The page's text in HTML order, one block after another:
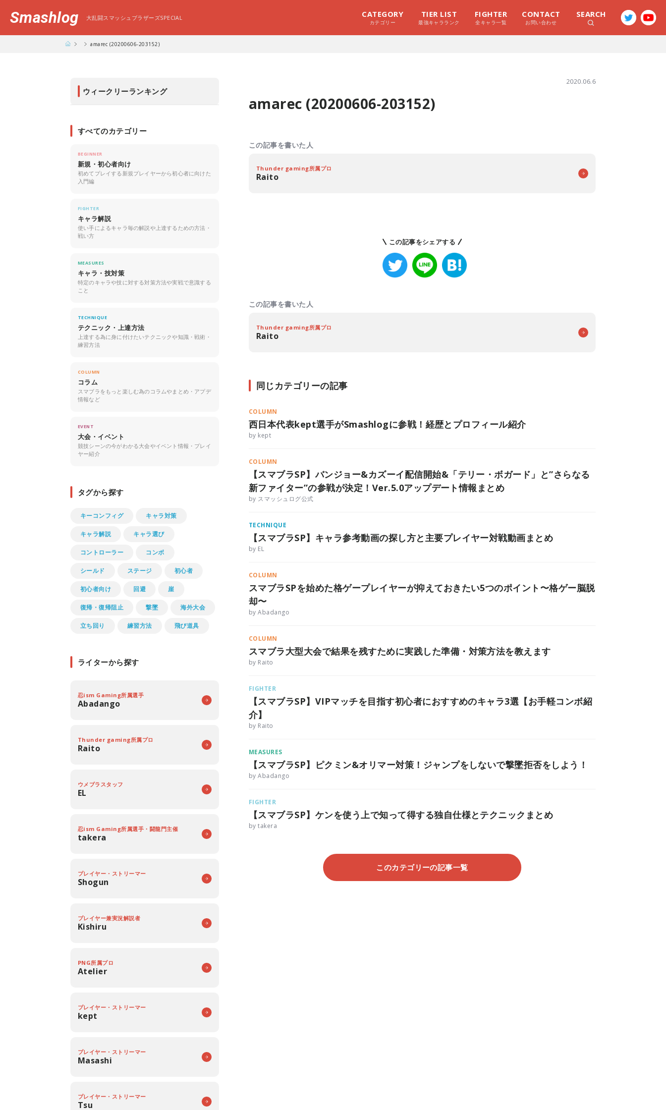
Smashlog 大乱闘スマッシュブラザーズSPECIAL CATEGORY
カテゴリー
TIER LIST
最強キャラランク
FIGHTER
全キャラ一覧
CONTACT
お問い合わせ
SEARCH
amarec (20200606-203152)
2020.06.6
amarec (20200606-203152)
この記事を書いた人
Thunder gaming所属プロ
Raito
この記事をシェアする
この記事を書いた人
Thunder gaming所属プロ
Raito
同じカテゴリーの記事
COLUMN
西日本代表kept選手がSmashlogに参戦！経歴とプロフィール紹介
by kept
COLUMN
【スマブラSP】バンジョー&カズーイ配信開始&「テリー・ボガード」と”さらなる
新ファイター”の参戦が決定！Ver.5.0アップデート情報まとめ
by スマッシュログ公式
TECHNIQUE
【スマブラSP】キャラ参考動画の探し方と主要プレイヤー対戦動画まとめ
by EL
COLUMN
スマブラSPを始めた格ゲープレイヤーが抑えておきたい5つのポイント〜格ゲー脳脱
却〜
by Abadango
COLUMN
スマブラ大型大会で結果を残すために実践した準備・対策方法を教えます
by Raito
FIGHTER
【スマブラSP】VIPマッチを目指す初心者におすすめのキャラ3選【お手軽コンボ紹
介】
by Raito
MEASURES
【スマブラSP】ピクミン&オリマー対策！ジャンプをしないで撃墜拒否をしよう！
by Abadango
FIGHTER
【スマブラSP】ケンを使う上で知って得する独自仕様とテクニックまとめ
by takera
このカテゴリーの記事一覧
ウィークリーランキング
すべてのカテゴリー
BEGINNER
新規・初心者向け
初めてプレイする新規プレイヤーから初心者に向けた
入門編
FIGHTER
キャラ解説
使い手によるキャラ毎の解説や上達するための方法・
戦い方
MEASURES
キャラ・技対策
特定のキャラや技に対する対策方法や実戦で意識する
こと
TECHNIQUE
テクニック・上達方法
上達する為に身に付けたいテクニックや知識・戦術・
練習方法
COLUMN
コラム
スマブラをもっと楽しむ為のコラムやまとめ・アプデ
情報など
EVENT
大会・イベント
競技シーンの今がわかる大会やイベント情報・プレイ
ヤー紹介
タグから探す
キーコンフィグ キャラ対策
キャラ解説 キャラ選び
コントローラー コンボ
シールド ステージ 初心者
初心者向け 回避 崖
復帰・復帰阻止 撃墜 海外大会
立ち回り 練習方法 飛び道具
ライターから探す
忍ism Gaming所属選手
Abadango
Thunder gaming所属プロ
Raito
ウメブラスタッフ
EL
忍ism Gaming所属選手・闘龍門主催
takera
プレイヤー・ストリーマー
Shogun
プレイヤー兼実況解説者
Kishiru
PNG所属プロ
Atelier
プレイヤー・ストリーマー
kept
プレイヤー・ストリーマー
Masashi
プレイヤー・ストリーマー
Tsu